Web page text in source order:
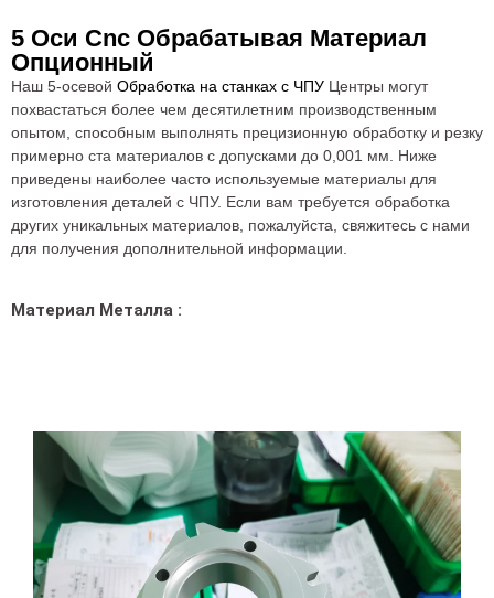
5 Оси Cnc Обрабатывая Материал
Опционный
Наш 5-осевой Обработка на станках с ЧПУ Центры могут
похвастаться более чем десятилетним производственным
опытом, способным выполнять прецизионную обработку и резку
примерно ста материалов с допусками до 0,001 мм. Ниже
приведены наиболее часто используемые материалы для
изготовления деталей с ЧПУ. Если вам требуется обработка
других уникальных материалов, пожалуйста, свяжитесь с нами
для получения дополнительной информации.
Материал Металла :